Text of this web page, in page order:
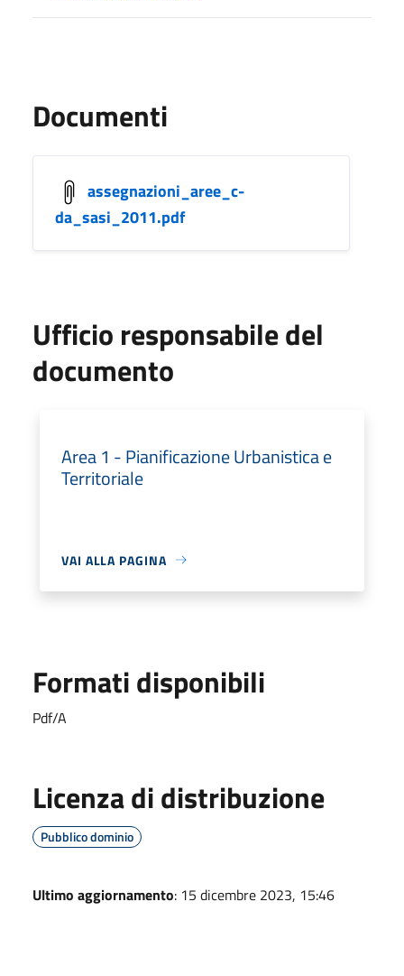
Documenti
assegnazioni_aree_c-
da_sasi_2011.pdf
Ufficio responsabile del
documento
Area 1 - Pianificazione Urbanistica e
Territoriale
VAI ALLA PAGINA
Formati disponibili
Pdf/A
Licenza di distribuzione
Pubblico dominio
Ultimo aggiornamento: 15 dicembre 2023, 15:46